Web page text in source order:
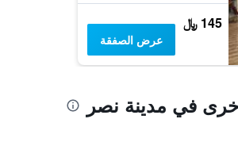
145 ﷼
عرض الصفقة
في مدينة نصر